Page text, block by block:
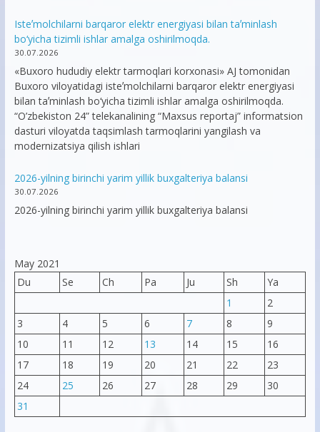
Isteʼmolchilarni barqaror elektr energiyasi bilan taʼminlash
bo‘yicha tizimli ishlar amalga oshirilmoqda.
30.07.2026
«Buxoro hududiy elektr tarmoqlari korxonasi» AJ tomonidan
Buxoro viloyatidagi isteʼmolchilarni barqaror elektr energiyasi
bilan taʼminlash bo‘yicha tizimli ishlar amalga oshirilmoqda.
“O’zbekiston 24” telekanalining “Maxsus reportaj” informatsion
dasturi viloyatda taqsimlash tarmoqlarini yangilash va
modernizatsiya qilish ishlari
2026-yilning birinchi yarim yillik buxgalteriya balansi
30.07.2026
2026-yilning birinchi yarim yillik buxgalteriya balansi
May 2021
Du
Se Ch Pa Ju Sh
Ya
1
2
3
4 5 6 7 8
9
10
11 12 13 14 15
16
17
18 19 20 21 22
23
24
25 26 27 28 29
30
31